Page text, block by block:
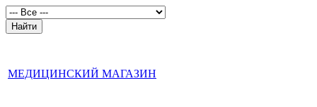
МЕДИЦИНСКИЙ МАГАЗИН